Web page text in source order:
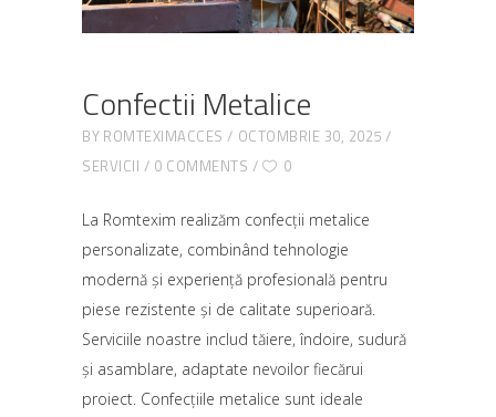
Confectii Metalice
BY ROMTEXIMACCES
OCTOMBRIE 30, 2025
SERVICII
0 COMMENTS 0
La Romtexim realizăm confecții metalice
personalizate, combinând tehnologie
modernă și experiență profesională pentru
piese rezistente și de calitate superioară.
Serviciile noastre includ tăiere, îndoire, sudură
și asamblare, adaptate nevoilor fiecărui
proiect. Confecțiile metalice sunt ideale